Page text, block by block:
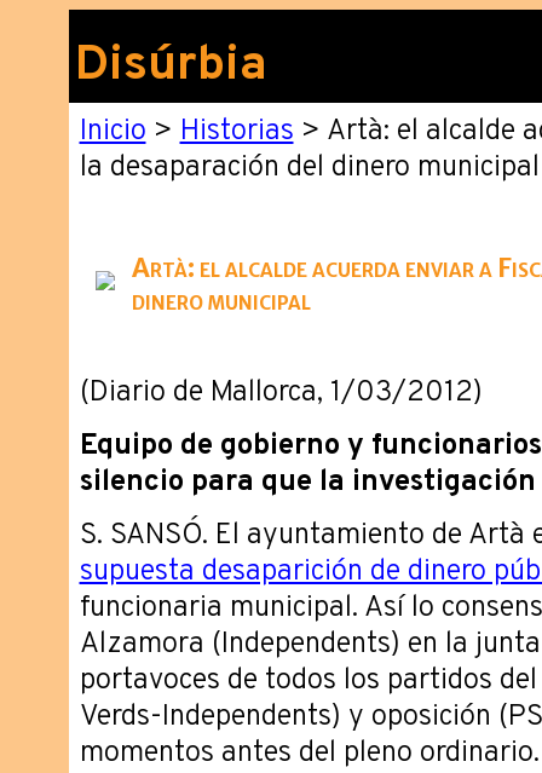
Disúrbia
Inicio>Historias> Artà: el alcalde
la desaparación del dinero municipal
Artà: el alcalde acuerda enviar a
dinero municipal
(Diario de Mallorca, 1/03/2012)
Equipo de gobierno y
silencio para que la
S. SANSÓ. ­El ayuntamiento de Artà
supuesta desaparición de dinero
funcionaria municipal. Así lo
Alzamora (Independents) en la
portavoces de todos los partidos
Verds-Independents) y oposición
momentos antes del pleno ordinario.